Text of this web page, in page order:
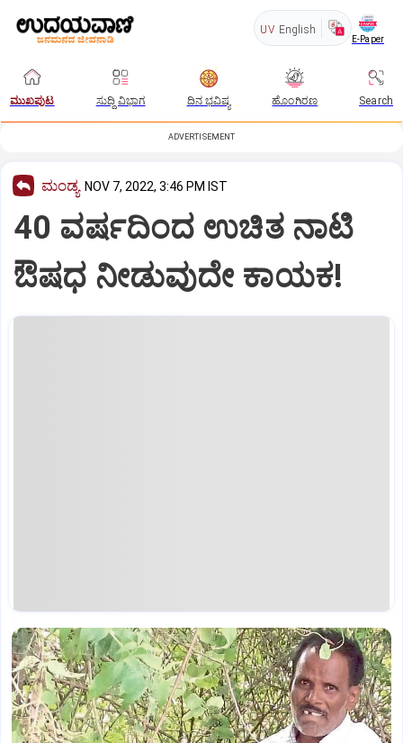
UV English
E-Paper
ಮುಖಪುಟ ಸುದ್ದಿ ವಿಭಾಗ ದಿನ ಭವಿಷ್ಯ ಹೊಂಗಿರಣ Search
ADVERTISEMENT
ಮಂಡ್ಯ NOV 7, 2022, 3:46 PM IST
40 ವರ್ಷದಿಂದ ಉಚಿತ ನಾಟಿ
ಔಷಧ ನೀಡುವುದೇ ಕಾಯಕ!